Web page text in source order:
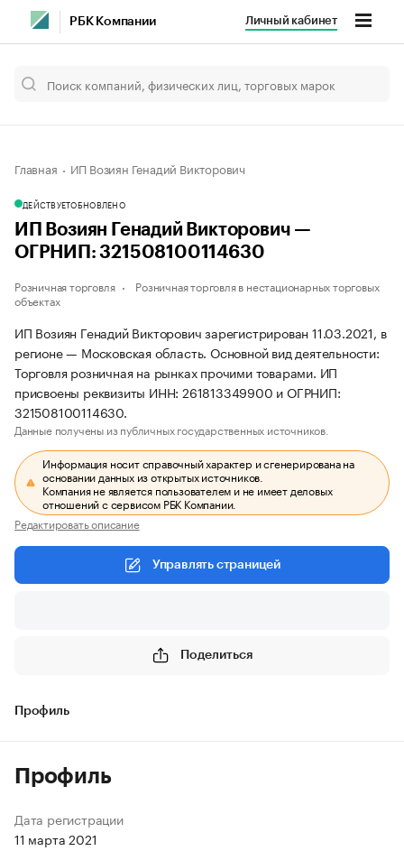
РБК Компании Личный кабинет
Главная ИП Возиян Генадий Викторович
ДЕЙСТВУЕТОБНОВЛЕНО
ИП Возиян Генадий Викторович —
ОГРНИП: 321508100114630
Розничная торговля
Розничная торговля в нестационарных торговых
объектах
ИП Возиян Генадий Викторович зарегистрирован 11.03.2021, в
регионе — Московская область. Основной вид деятельности:
Торговля розничная на рынках прочими товарами. ИП
присвоены реквизиты ИНН: 261813349900 и ОГРНИП:
321508100114630.
Данные получены из публичных государственных источников.
Информация носит справочный характер и сгенерирована на
основании данных из открытых источников.
Компания не является пользователем и не имеет деловых
отношений с сервисом РБК Компании.
Редактировать описание
Управлять страницей
Поделиться
Профиль
Профиль
Дата регистрации
11 марта 2021